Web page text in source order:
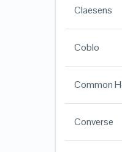
Claesens
Coblo
Common
Converse